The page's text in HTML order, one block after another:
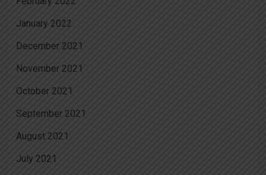
January 2022
December 2021
November 2021
October 2021
September 2021
August 2021
July 2021